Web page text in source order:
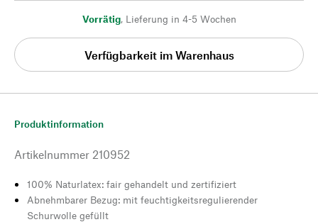
Vorrätig, Lieferung in 4-5 Wochen
Verfügbarkeit im Warenhaus
Produktinformation
Artikelnummer 210952
100% Naturlatex: fair gehandelt und zertifiziert
Abnehmbarer Bezug: mit feuchtigkeitsregulierender
Schurwolle gefüllt